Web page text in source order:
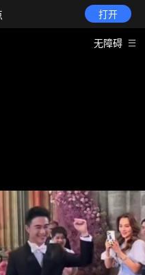
打开
无障碍